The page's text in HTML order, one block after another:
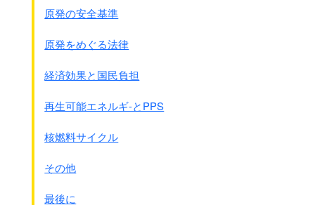
↓◎朝鮮の日本皇族から
原発の安全基準
原発をめぐる法律
経済効果と国民負担
再生可能エネルギ-とPPS
核燃料サイクル
その他
最後に